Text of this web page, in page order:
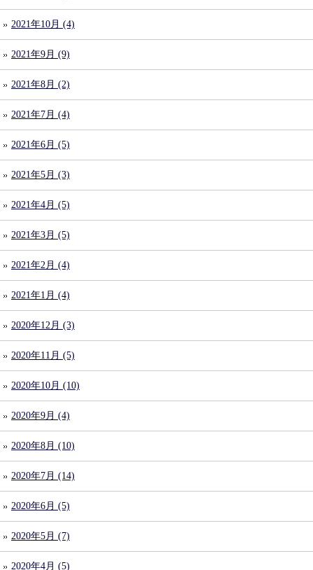
2021年10月 (4)
2021年9月 (9)
2021年8月 (2)
2021年7月 (4)
2021年6月 (5)
2021年5月 (3)
2021年4月 (5)
2021年3月 (5)
2021年2月 (4)
2021年1月 (4)
2020年12月 (3)
2020年11月 (5)
2020年10月 (10)
2020年9月 (4)
2020年8月 (10)
2020年7月 (14)
2020年6月 (5)
2020年5月 (7)
2020年4月 (5)